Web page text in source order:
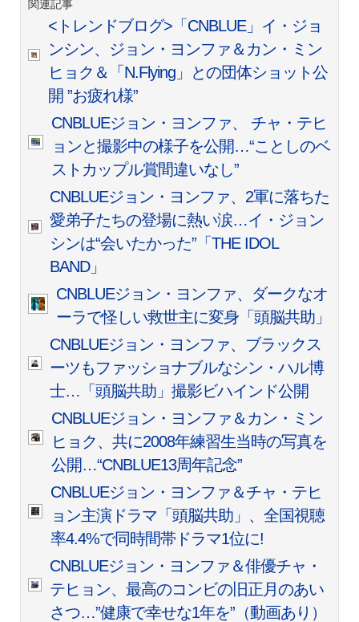
関連記事
<トレンドブログ>「CNBLUE」イ・ジョ
ンシン、ジョン・ヨンファ＆カン・ミン
ヒョク＆「N.Flying」との団体ショット公
開 ”お疲れ様”
CNBLUEジョン・ヨンファ、 チャ・テヒ
ョンと撮影中の様子を公開…“ことしのベ
ストカップル賞間違いなし”
CNBLUEジョン・ヨンファ、2軍に落ちた
愛弟子たちの登場に熱い涙…イ・ジョン
シンは“会いたかった”「THE IDOL
BAND」
CNBLUEジョン・ヨンファ、ダークなオ
ーラで怪しい救世主に変身「頭脳共助」
CNBLUEジョン・ヨンファ、ブラックス
ーツもファッショナブルなシン・ハル博
士…「頭脳共助」撮影ビハインド公開
CNBLUEジョン・ヨンファ＆カン・ミン
ヒョク、共に2008年練習生当時の写真を
公開…“CNBLUE13周年記念”
CNBLUEジョン・ヨンファ＆チャ・テヒ
ョン主演ドラマ「頭脳共助」、全国視聴
率4.4%で同時間帯ドラマ1位に!
CNBLUEジョン・ヨンファ＆俳優チャ・
テヒョン、最高のコンビの旧正月のあい
さつ…”健康で幸せな1年を”（動画あり）